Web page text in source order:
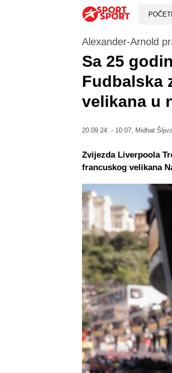
Alexander-Arnold
Sa 25
Fudbalska
velikana u
20.09.24. - 10:07, Midhat
Zvijezda Liverpoola
francuskog velikana